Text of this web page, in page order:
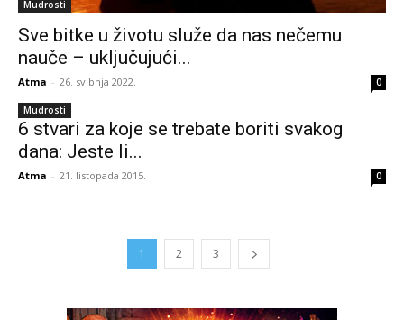
Mudrosti
Sve bitke u životu služe da nas nečemu
nauče – uključujući...
Atma - 26. svibnja 2022. 0
Mudrosti
6 stvari za koje se trebate boriti svakog
dana: Jeste li...
Atma - 21. listopada 2015. 0
1 2 3